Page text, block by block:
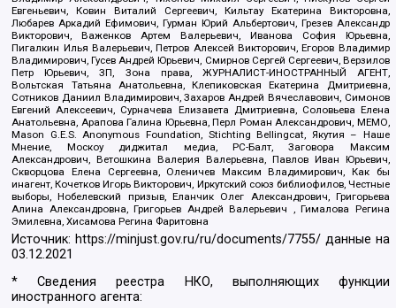
Евгеньевич, Ковин Виталий Сергеевич, Кильтау Екатерина Викторовна,
Любарев Аркадий Ефимович, Гурман Юрий Альбертович, Грезев Александр
Викторович, Важенков Артем Валерьевич, Иванова София Юрьевна,
Пигалкин Илья Валерьевич, Петров Алексей Викторович, Егоров Владимир
Владимирович, Гусев Андрей Юрьевич, Смирнов Сергей Сергеевич, Верзилов
Петр Юрьевич, ЗП, Зона права, ЖУРНАЛИСТ-ИНОСТРАННЫЙ АГЕНТ,
Вольтская Татьяна Анатольевна, Клепиковская Екатерина Дмитриевна,
Сотников Даниил Владимирович, Захаров Андрей Вячеславович, Симонов
Евгений Алексеевич, Сурначева Елизавета Дмитриевна, Соловьева Елена
Анатольевна, Арапова Галина Юрьевна, Перл Роман Александрович, МЕМО,
Mason G.E.S. Anonymous Foundation, Stichting Bellingcat, Якутия – Наше
Мнение, Москоу диджитал медиа, РС-Балт, Заговора Максим
Александрович, Ветошкина Валерия Валерьевна, Павлов Иван Юрьевич,
Скворцова Елена Сергеевна, Оленичев Максим Владимирович, Как бы
инагент, Кочетков Игорь Викторович, Иркутский союз библиофилов, Честные
выборы, Нобелевский призыв, Еланчик Олег Александрович, Григорьева
Алина Александровна, Григорьев Андрей Валерьевич , Гималова Регина
Эмилевна, Хисамова Регина Фаритовна
Источник: https://minjust.gov.ru/ru/documents/7755/ данные на
03.12.2021
* Сведения реестра НКО, выполняющих функции
иностранного агента: